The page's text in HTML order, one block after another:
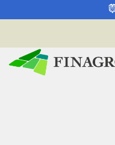
Pasar al contenido